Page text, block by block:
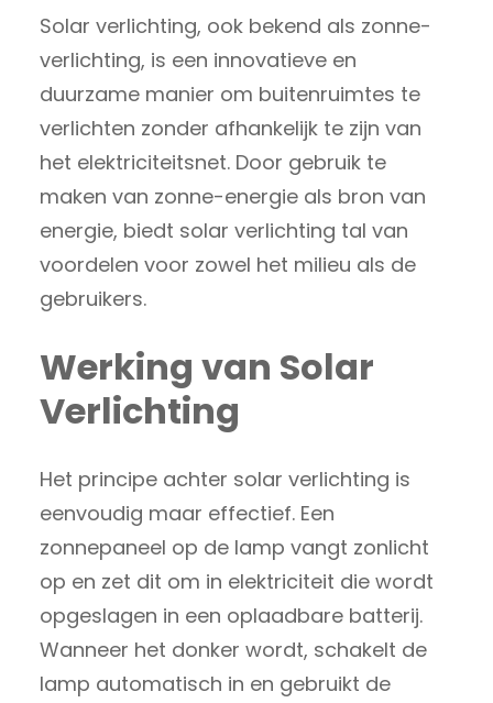
Solar verlichting, ook bekend als zonne-
verlichting, is een innovatieve en
duurzame manier om buitenruimtes te
verlichten zonder afhankelijk te zijn van
het elektriciteitsnet. Door gebruik te
maken van zonne-energie als bron van
energie, biedt solar verlichting tal van
voordelen voor zowel het milieu als de
gebruikers.
Werking van Solar
Verlichting
Het principe achter solar verlichting is
eenvoudig maar effectief. Een
zonnepaneel op de lamp vangt zonlicht
op en zet dit om in elektriciteit die wordt
opgeslagen in een oplaadbare batterij.
Wanneer het donker wordt, schakelt de
lamp automatisch in en gebruikt de